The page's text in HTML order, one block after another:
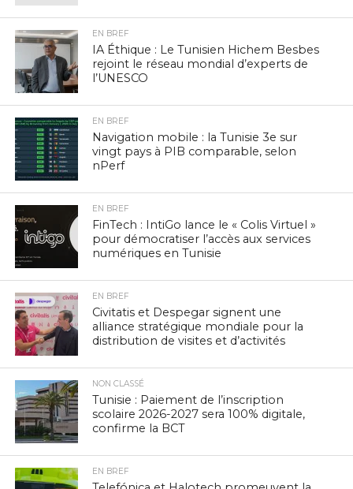
EN BREF
IA Éthique : Le Tunisien Hichem Besbes
rejoint le réseau mondial d’experts de
l’UNESCO
EN BREF
Navigation mobile : la Tunisie 3e sur
vingt pays à PIB comparable, selon
nPerf
EN BREF
FinTech : IntiGo lance le « Colis Virtuel »
pour démocratiser l’accès aux services
numériques en Tunisie
EN BREF
Civitatis et Despegar signent une
alliance stratégique mondiale pour la
distribution de visites et d’activités
NON CLASSÉ
Tunisie : Paiement de l’inscription
scolaire 2026-2027 sera 100% digitale,
confirme la BCT
EN BREF